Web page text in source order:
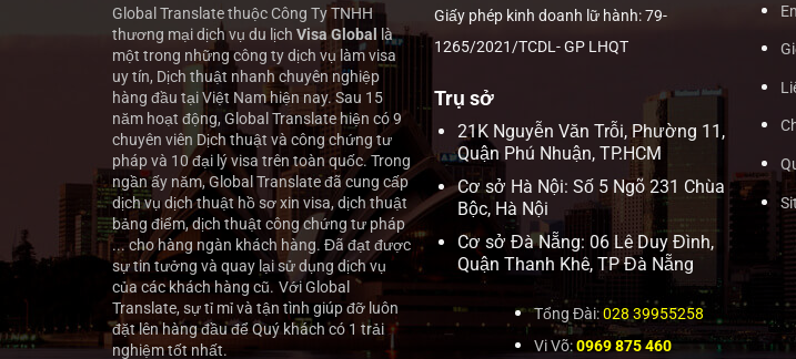
Global Translate thuộc Công Ty TNHH
thương mại dịch vụ du lịch Visa Global
là
một trong những công ty dịch vụ làm visa
uy tín, Dịch thuật nhanh chuyên nghiệp
hàng đầu tại Việt Nam hiện nay.Sau 15
năm hoạt động, Global Translate hiện có 9
chuyên viên Dịch thuật và công chứng tư
pháp và 10 đại lý visa trên toàn quốc. Trong
ngần ấy năm, Global Translate đã cung cấp
dịch vụ dịch thuật hồ sơ xin visa, dịch thuật
bảng điểm, dịch thuật công chứng tư pháp
... cho hàng ngàn khách hàng. Đã đạt được
sự tin tưởng và quay lại sử dụng dịch vụ
của các khách hàng cũ. Với Global
Translate, sự tỉ mỉ và tận tình giúp đỡ luôn
đặt lên hàng đầu để Quý khách có 1 trải
nghiệm tốt nhất.
Giấy phép kinh doanh lữ hành: 79-
1265/2021/TCDL- GP LHQT
Trụ sở
21K Nguyễn Văn Trỗi, Phường 11,
Quận Phú Nhuận, TP.HCM
Cơ sở Hà Nội: Số 5 Ngõ 231 Chùa
Bộc, Hà Nội
Cơ sở Đà Nẵng: 06 Lê Duy Đình,
Quận Thanh Khê, TP Đà Nẵng
Tổng Đài:028 39955258
Vi Võ:0969 875 460